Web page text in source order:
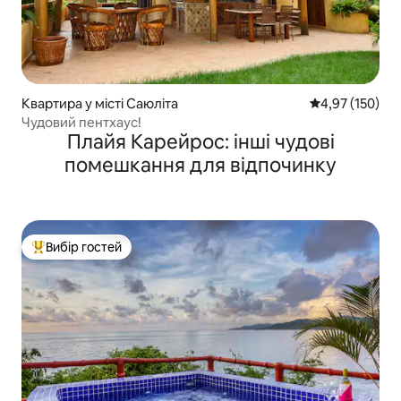
Квартира у місті Саюліта Середня
4,97 (150)
Чудовий пентхаус!
Плайя Карейрос: інші чудові
помешкання для відпочинку
Топ вибір гостей
Вибір гостей